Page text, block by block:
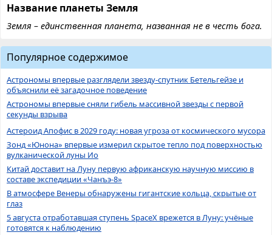
Название планеты Земля
Земля – единственная планета, названная не в честь бога.
Популярное содержимое
Астрономы впервые разглядели звезду-спутник Бетельгейзе и
объяснили её загадочное поведение
Астрономы впервые сняли гибель массивной звезды с первой
секунды взрыва
Астероид Апофис в 2029 году: новая угроза от космического мусора
Зонд «Юнона» впервые измерил скрытое тепло под поверхностью
вулканической луны Ио
Китай доставит на Луну первую африканскую научную миссию в
составе экспедиции «Чанъэ-8»
В атмосфере Венеры обнаружены гигантские кольца, скрытые от
глаз
5 августа отработавшая ступень SpaceX врежется в Луну: учёные
готовятся к наблюдению